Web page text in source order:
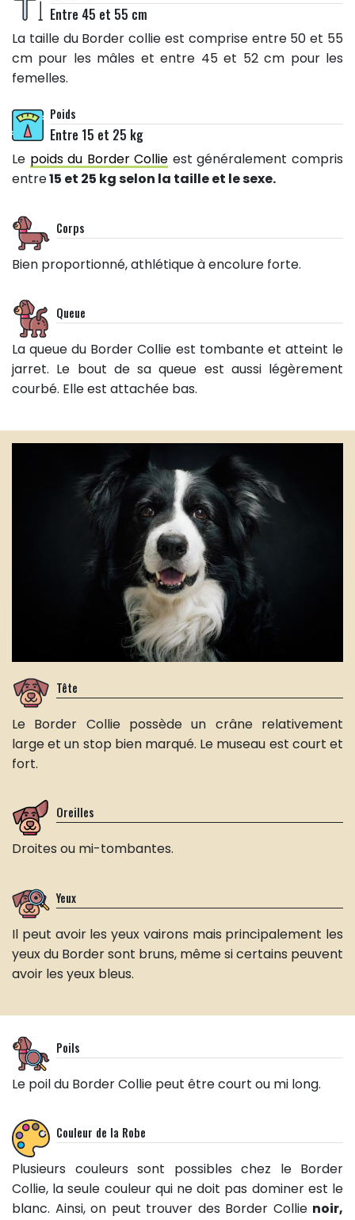
Entre 45 et 55 cm
La taille du Border collie est comprise entre 50 et 55
cm pour les mâles et entre 45 et 52 cm pour les
femelles.
Poids
Entre 15 et 25 kg
Le poids du Border Collie est généralement compris
entre15 et 25 kg selon la taille et le sexe.
Corps
Bien proportionné, athlétique à encolure forte.
Queue
La queue du Border Collie est tombante et atteint le
jarret. Le bout de sa queue est aussi légèrement
courbé. Elle est attachée bas.
Tête
Le Border Collie possède un crâne relativement
large et un stop bien marqué. Le museau est court et
fort.
Oreilles
Droites ou mi-tombantes.
Yeux
Il peut avoir les yeux vairons mais principalement les
yeux du Border sont bruns, même si certains peuvent
avoir les yeux bleus.
Poils
Le poil du Border Collie peut être court ou mi long.
Couleur de la Robe
Plusieurs couleurs sont possibles chez le Border
Collie, la seule couleur qui ne doit pas dominer est le
blanc. Ainsi, on peut trouver des Border Collie noir,